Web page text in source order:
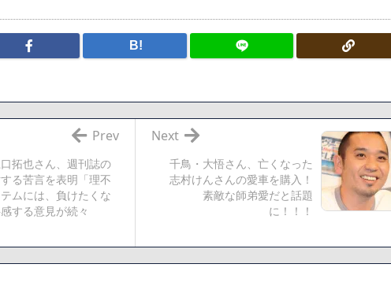
・・・・・・・・・・・・・・・・・
ク医薬品、4割が承認書と異なる製造だったことが発覚「衝撃的な数字だ」
でも答えるが質問ある？
RSS
B!
千鳥・大悟さん、亡くなった
志村けんさんの愛車を購入！
素敵な師弟愛だと話題
に！！！
Next
拓也さん、週刊誌の
る苦言を表明「理不
ムには、負けたくな
する意見が続々
Prev